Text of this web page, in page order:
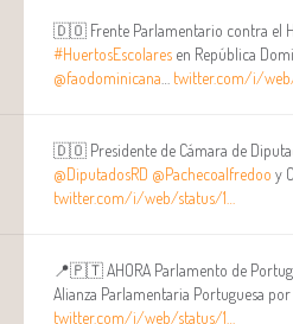
🇩🇴 Frente Parlamentario contra el
#HuertosEscolares en República
@faodominicana
twitter.com/i/web/
🇩🇴 Presidente de Cámara de
@DiputadosRD @Pachecoalfredoo y
twitter.com/i/web/status/1…
📍🇵🇹 AHORA Parlamento de
Alianza Parlamentaria Portuguesa por
twitter.com/i/web/status/1…